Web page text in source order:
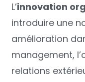
L’innovation
introduire une
amélioration
management,
relations